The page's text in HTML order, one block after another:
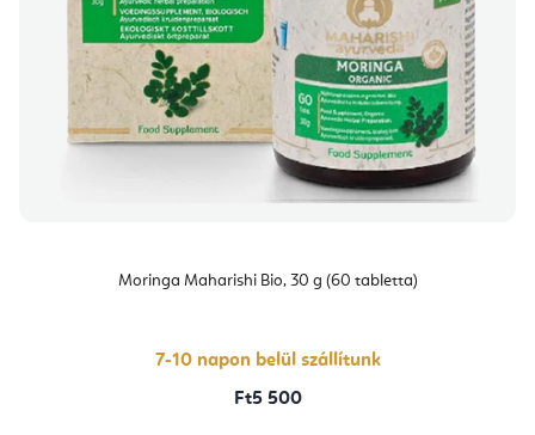
Moringa Maharishi Bio, 30 g (60 tabletta)
7-10 napon belül szállítunk
Ft5 500